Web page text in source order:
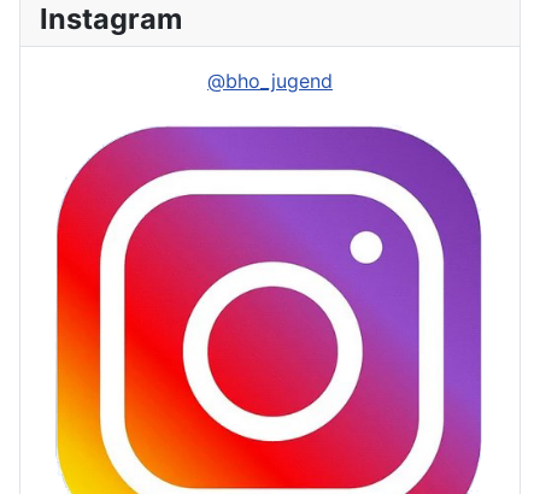
Instagram
@bho_jugend